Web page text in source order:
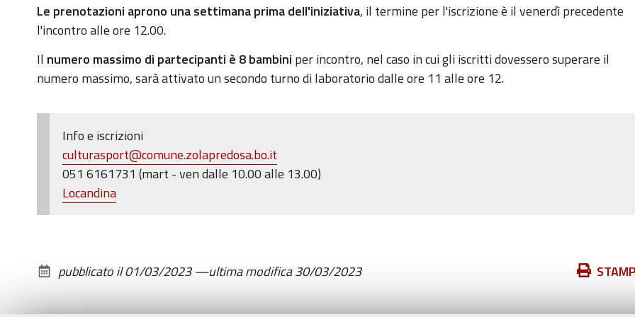
per
i
piccolissimi
(0-
3
vivere
insieme,
bambini
Le prenotazioni aprono una settimana prima dell'iniziativa, il termine per l'iscrizione è il venerdì precedente
l'incontro alle ore 12.00.
Il numero massimo di partecipanti è 8 bambini per incontro, nel caso in cui gli iscritti dovessero superare il
numero massimo, sarà attivato un secondo turno di laboratorio dalle ore 11 alle ore 12.
Info e iscrizioni
culturasport@comune.zolapredosa.bo.it
051 6161731 (mart - ven dalle 10.00 alle 13.00)
Locandina
Azioni
documento
pubblicato il01/03/2023—ultima modifica30/03/2023